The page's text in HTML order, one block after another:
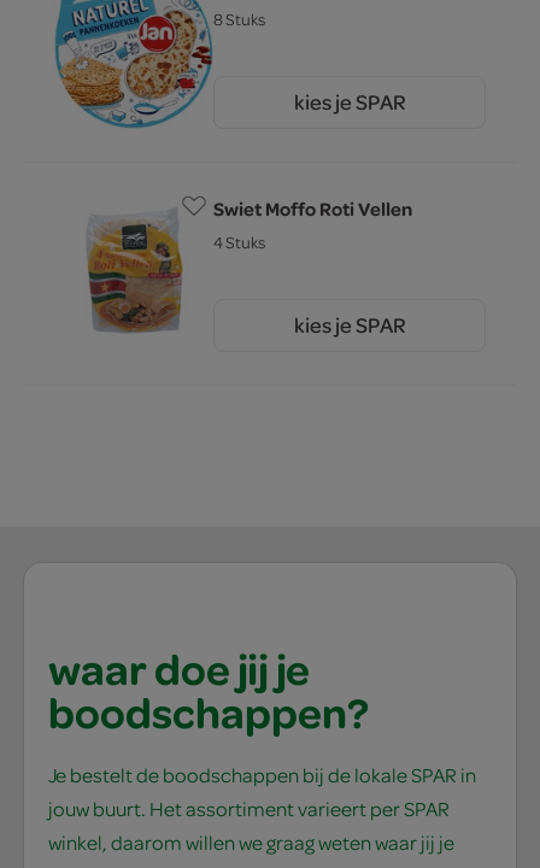
8 Stuks
kies je SPAR
Swiet Moffo Roti Vellen
4 Stuks
kies je SPAR
waar doe jij je
boodschappen?
Je bestelt de boodschappen bij de lokale SPAR in
jouw buurt. Het assortiment varieert per SPAR
winkel, daarom willen we graag weten waar jij je